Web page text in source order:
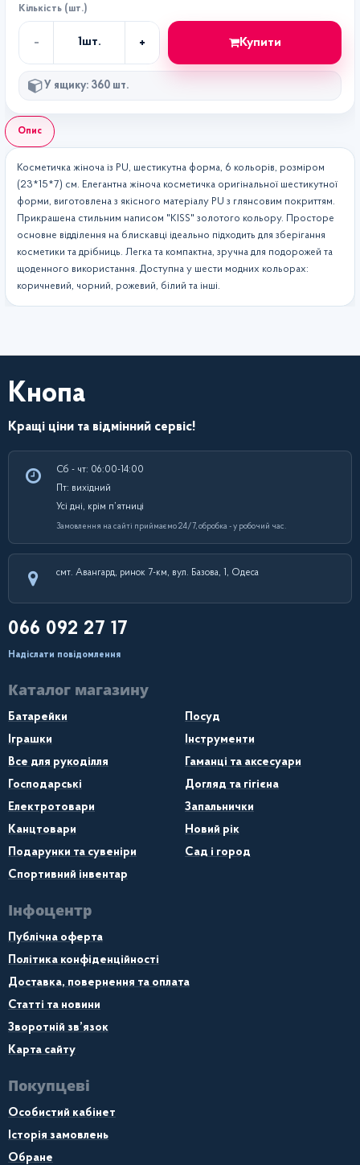
Опис
Косметичка жіноча із PU, шестикутна форма, 6 кольорів, розміром
(23*15*7) см. Елегантна жіноча косметичка оригінальної шестикутної
форми, виготовлена з якісного матеріалу PU з глянсовим покриттям.
Прикрашена стильним написом "KISS" золотого кольору. Просторе
основне відділення на блискавці ідеально підходить для зберігання
косметики та дрібниць. Легка та компактна, зручна для подорожей та
щоденного використання. Доступна у шести модних кольорах:
коричневий, чорний, рожевий, білий та інші.
Кількість (шт.)
- 1шт. + Купити
У ящику: 360 шт.
Кнопа
Кращі ціни та відмінний сервіс!
Сб - чт: 06:00-14:00
Пт: вихідний
Усі дні, крім п’ятниці
Замовлення на сайті приймаємо 24/7, обробка - у робочий час.
смт. Авангард, ринок 7-км, вул. Базова, 1, Одеса
066 092 27 17
Надіслати повідомлення
Каталог магазину
Батарейки
Посуд
Іграшки
Інструменти
Все для рукоділля
Гаманці та аксесуари
Господарські
Догляд та гігієна
Електротовари
Запальнички
Канцтовари
Новий рік
Подарунки та сувеніри
Сад і город
Спортивний інвентар
Інфоцентр
Публічна оферта
Політика конфіденційності
Доставка, повернення та оплата
Статті та новини
Зворотній зв’язок
Карта сайту
Покупцеві
Особистий кабінет
Історія замовлень
Обране